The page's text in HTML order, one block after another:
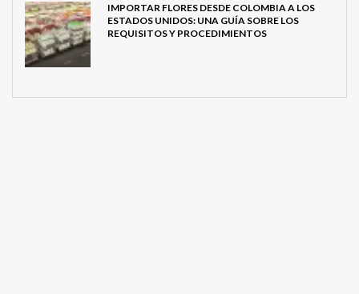
IMPORTAR FLORES DESDE COLOMBIA A LOS
ESTADOS UNIDOS: UNA GUÍA SOBRE LOS
REQUISITOS Y PROCEDIMIENTOS